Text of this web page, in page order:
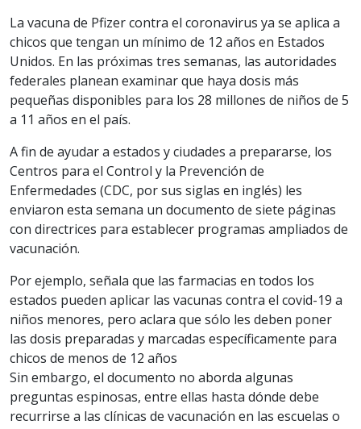
La vacuna de Pfizer contra el coronavirus ya se aplica a
chicos que tengan un mínimo de 12 años en Estados
Unidos. En las próximas tres semanas, las autoridades
federales planean examinar que haya dosis más
pequeñas disponibles para los 28 millones de niños de 5
a 11 años en el país.
A fin de ayudar a estados y ciudades a prepararse, los
Centros para el Control y la Prevención de
Enfermedades (CDC, por sus siglas en inglés) les
enviaron esta semana un documento de siete páginas
con directrices para establecer programas ampliados de
vacunación.
Por ejemplo, señala que las farmacias en todos los
estados pueden aplicar las vacunas contra el covid-19 a
niños menores, pero aclara que sólo les deben poner
las dosis preparadas y marcadas específicamente para
chicos de menos de 12 años
Sin embargo, el documento no aborda algunas
preguntas espinosas, entre ellas hasta dónde debe
recurrirse a las clínicas de vacunación en las escuelas o